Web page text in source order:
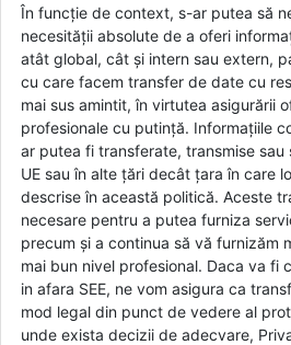
În funcție de context, s-ar putea să
necesității absolute de a oferi
atât global, cât și intern sau extern,
cu care facem transfer de date cu
mai sus amintit, în virtutea asigurării
profesionale cu putință. Informațiile
ar putea fi transferate, transmise
UE sau în alte țări decât țara în care
descrise în această politică. Aceste
necesare pentru a putea furniza
precum și a continua să vă furnizăm
mai bun nivel profesional. Daca va fi
in afara SEE, ne vom asigura ca
mod legal din punct de vedere al
unde exista decizii de adecvare,